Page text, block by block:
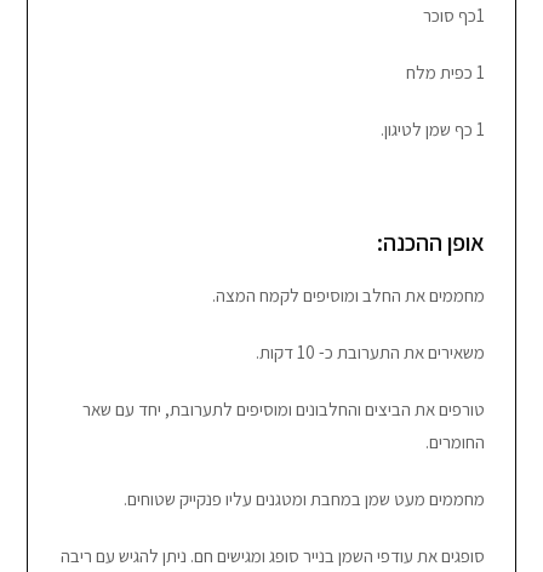
1כף סוכר
1 כפית מלח
1 כף שמן לטיגון.
אופן ההכנה:
מחממים את החלב ומוסיפים לקמח המצה.
משאירים את התערובת כ- 10 דקות.
טורפים את הביצים והחלבונים ומוסיפים לתערובת, יחד עם שאר
החומרים.
מחממים מעט שמן במחבת ומטגנים עליו פנקייק שטוחים.
סופגים את עודפי השמן בנייר סופג ומגישים חם. ניתן להגיש עם ריבה